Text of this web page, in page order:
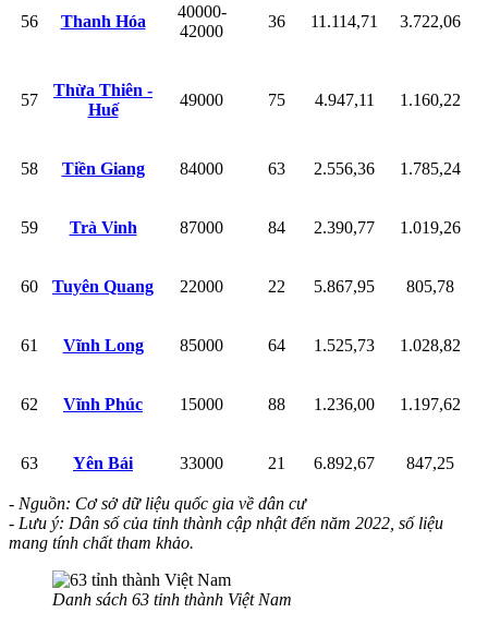
56 Thanh Hóa
40000-
42000
36 11.114,71 3.722,06
57
Thừa Thiên -
Huế
49000 75 4.947,11 1.160,22
58 Tiền Giang 84000 63 2.556,36 1.785,24
59 Trà Vinh 87000 84 2.390,77 1.019,26
60 Tuyên Quang 22000 22 5.867,95 805,78
61 Vĩnh Long 85000 64 1.525,73 1.028,82
62 Vĩnh Phúc 15000 88 1.236,00 1.197,62
63 Yên Bái 33000 21 6.892,67 847,25
- Nguồn: Cơ sở dữ liệu quốc gia về dân cư
- Lưu ý: Dân số của tỉnh thành cập nhật đến năm 2022, số liệu
mang tính chất tham khảo.
Danh sách 63 tỉnh thành Việt Nam